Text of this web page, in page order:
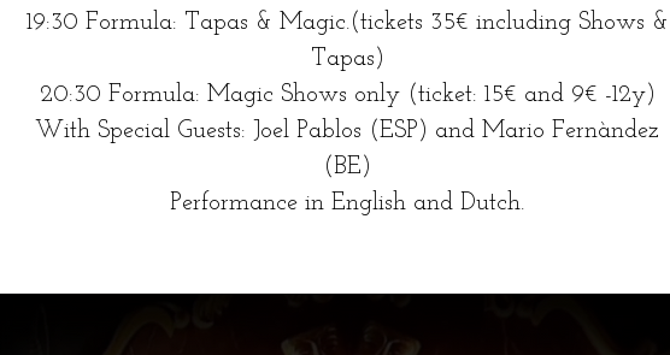
19:30 Formula: Tapas & Magic.(tickets 35€ including Shows &
Tapas)
20:30 Formula: Magic Shows only (ticket: 15€ and 9€ -12y)
With Special Guests: Joel Pablos (ESP) and Mario Fernàndez
(BE)
Performance in English and Dutch.